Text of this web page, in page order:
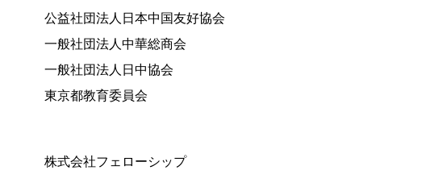
公益社団法人日本中国友好協会
一般社団法人中華総商会
一般社団法人日中協会
東京都教育委員会
株式会社フェローシップ